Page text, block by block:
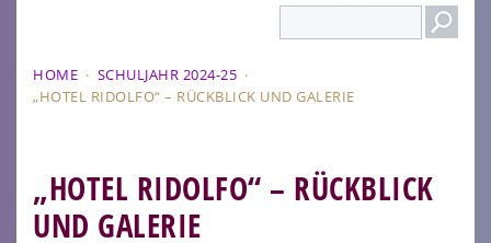
HOME · SCHULJAHR 2024-25 ·
„HOTEL RIDOLFO“ – RÜCKBLICK UND GALERIE
„HOTEL RIDOLFO“ – RÜCKBLICK
UND GALERIE